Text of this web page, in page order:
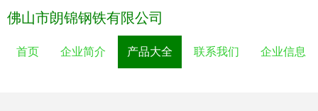
佛山市朗锦钢铁有限公司
首页 企业简介 产品大全 联系我们 企业信息